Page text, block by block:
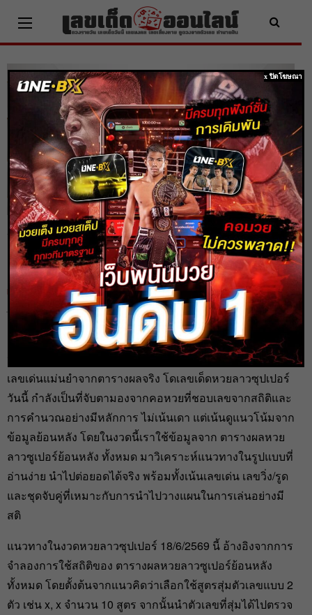
content
หวยลาวซุปเปอร์ 18/6/2569 ใครอยากรู้เลข
ที่ตรงกับผลหวยวันนี้มาดูกัน
Home หวยลาวซุปเปอร์ หวยลาวซุปเปอร์ 18/6/2569 ใครอยากรู้เลขที่ตรงกับผลหวยวันนี้มาดูกัน
heng99 18 มิ.ย. 2026
หวยลาวซุปเปอร์ 18/6/2569 แนวทางจากสถิติย้อนหลัง คัด
เลขเด่นแม่นยำจากตารางผลจริง โดเลขเด็ดหวยลาวซุปเปอร์
วันนี้ กำลังเป็นที่จับตามองจากคอหวยที่ชอบเลขจากสถิติและ
การคำนวณอย่างมีหลักการ ไม่เน้นเดา แต่เน้นดูแนวโน้มจาก
ข้อมูลย้อนหลัง โดยในงวดนี้เราใช้ข้อมูลจาก ตารางผลหวย
ลาวซูเปอร์ย้อนหลัง ทั้งหมด มาวิเคราะห์แนวทางในรูปแบบที่
อ่านง่าย นำไปต่อยอดได้จริง พร้อมทั้งเน้นเลขเด่น เลขวิ่ง/รูด
และชุดจับคู่ที่เหมาะกับการนำไปวางแผนในการเล่นอย่างมี
สติ
แนวทางในงวดหวยลาวซุปเปอร์ 18/6/2569 นี้ อ้างอิงจากการ
จำลองการใช้สถิติของ ตารางผลหวยลาวซูเปอร์ย้อนหลัง
ทั้งหมด โดยตั้งต้นจากแนวคิดว่าเลือกใช้สูตรสุ่มตัวเลขแบบ 2
ตัว เช่น x, x จำนวน 10 สูตร จากนั้นนำตัวเลขที่สุ่มได้ไปตรวจ
x ปิดโฆษณา